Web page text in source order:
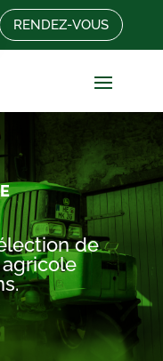
RENDEZ-VOUS
de